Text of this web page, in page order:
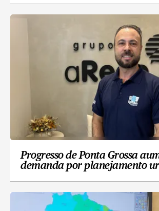
Progresso de Ponta Grossa
demanda por planejamento